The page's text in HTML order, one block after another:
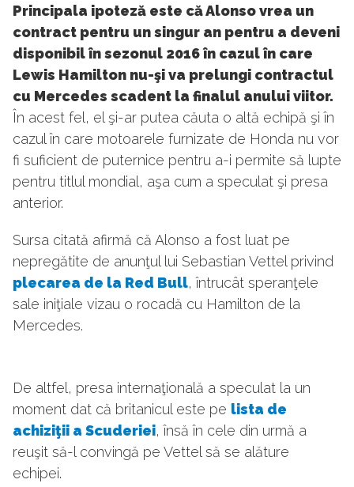
Principala ipoteză este că Alonso vrea un
contract pentru un singur an pentru a deveni
disponibil în sezonul 2016 în cazul în care
Lewis Hamilton nu-şi va prelungi contractul
cu Mercedes scadent la finalul anului viitor.
În acest fel, el şi-ar putea căuta o altă echipă şi în
cazul în care motoarele furnizate de Honda nu vor
fi suficient de puternice pentru a-i permite să lupte
pentru titlul mondial, aşa cum a speculat şi presa
anterior.
Sursa citată afirmă că Alonso a fost luat pe
nepregătite de anunţul lui Sebastian Vettel privind
plecarea de la Red Bull, întrucât speranţele
sale iniţiale vizau o rocadă cu Hamilton de la
Mercedes.
De altfel, presa internaţională a speculat la un
moment dat că britanicul este pe lista de
achiziţii a Scuderiei, însă în cele din urmă a
reuşit să-l convingă pe Vettel să se alăture
echipei.